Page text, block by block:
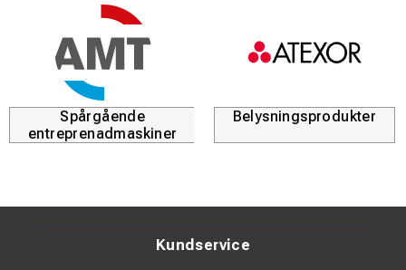
Spårgående
entreprenadmaskiner
Belysningsprodukter
Kundservice